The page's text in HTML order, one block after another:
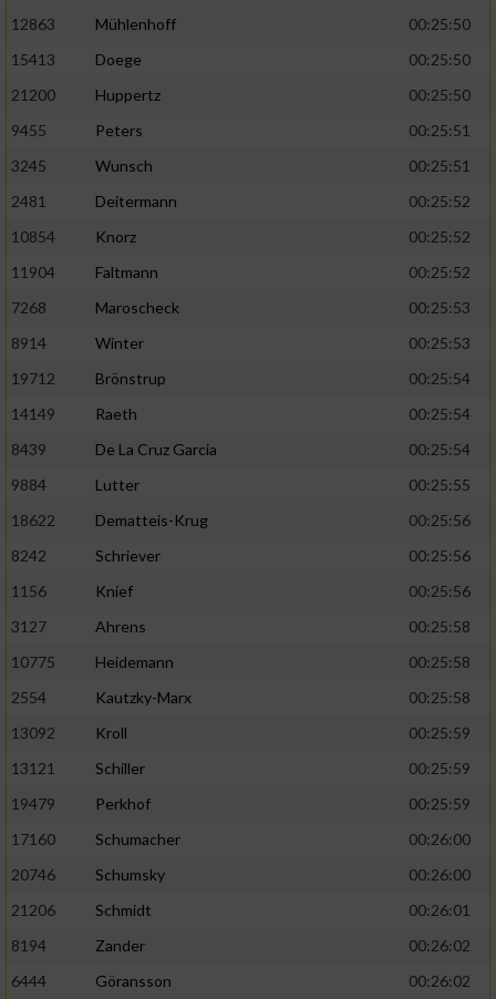
12863
Mühlenhoff
00:25:50
15413
Doege
00:25:50
21200
Huppertz
00:25:50
9455
Peters
00:25:51
3245
Wunsch
00:25:51
2481
Deitermann
00:25:52
10854
Knorz
00:25:52
11904
Faltmann
00:25:52
7268
Maroscheck
00:25:53
8914
Winter
00:25:53
19712
Brönstrup
00:25:54
14149
Raeth
00:25:54
8439
De La Cruz Garcia
00:25:54
9884
Lutter
00:25:55
18622
Dematteis-Krug
00:25:56
8242
Schriever
00:25:56
1156
Knief
00:25:56
3127
Ahrens
00:25:58
10775
Heidemann
00:25:58
2554
Kautzky-Marx
00:25:58
13092
Kroll
00:25:59
13121
Schiller
00:25:59
19479
Perkhof
00:25:59
17160
Schumacher
00:26:00
20746
Schumsky
00:26:00
21206
Schmidt
00:26:01
8194
Zander
00:26:02
6444
Göransson
00:26:02
Speichern von oder Zugriff auf Informationen
auf einem Endgerät
von Werbeanzeigen
Werbung
personalisierter Werbung
von Inhalten
personalisierter Inhalte
Analyse von Zielgruppen durch Statistiken
verschiedenen Quellen
Verwendung reduzierter Daten zur Auswahl
IAB-Besonderheiten:
Verwendung genauer Standortdaten
Informationen identifizieren